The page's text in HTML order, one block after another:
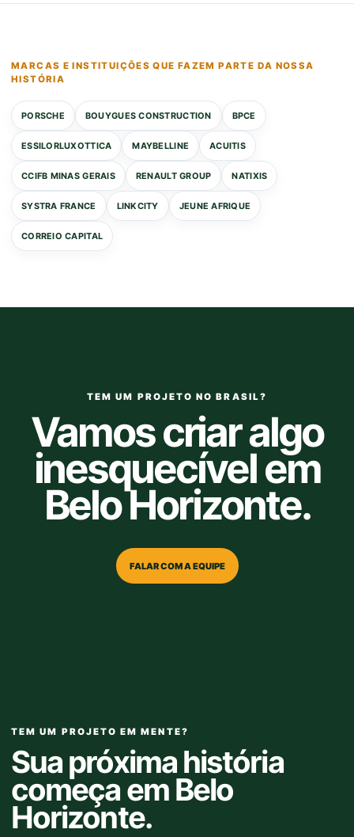
MARCAS E INSTITUIÇÕES QUE FAZEM PARTE DA NOSSA
HISTÓRIA
PORSCHE BOUYGUES CONSTRUCTION BPCE
ESSILORLUXOTTICA MAYBELLINE ACUITIS
CCIFB MINAS GERAIS RENAULT GROUP NATIXIS
SYSTRA FRANCE LINKCITY JEUNE AFRIQUE
CORREIO CAPITAL
TEM UM PROJETO NO BRASIL?
Vamos criar algo
inesquecível em
Belo Horizonte.
FALAR COM A EQUIPE
TEM UM PROJETO EM MENTE?
Sua próxima história
começa em Belo
Horizonte.